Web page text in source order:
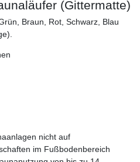
(Gittermatte)
Braun, Rot, Schwarz, Blau
nicht auf
im Fußbodenbereich